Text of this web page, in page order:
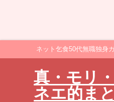
ネット乞食50代無職独身
真・モリ
ネエ的ま